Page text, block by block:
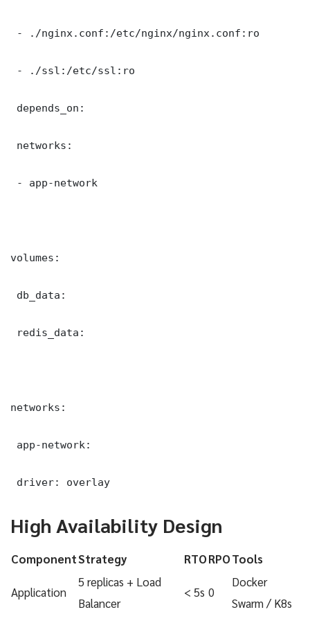
- ./nginx.conf:/etc/nginx/nginx.conf:ro
- ./ssl:/etc/ssl:ro
depends_on:
networks:
- app-network
volumes:
db_data:
redis_data:
networks:
app-network:
driver: overlay
High Availability Design
ComponentStrategy RTORPOTools
Application
5 replicas + Load
Balancer
< 5s 0
Docker
Swarm / K8s